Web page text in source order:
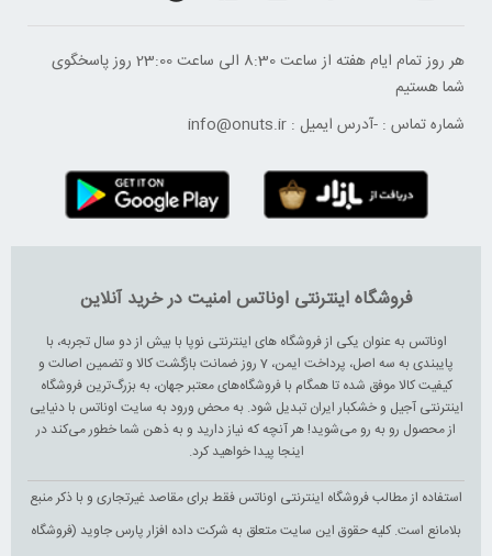
هر روز تمام ایام هفته از ساعت 8:30 الی ساعت 23:00 ‌روز پاسخگوی
شما هستیم
شماره تماس : -آدرس ایمیل : info@onuts.ir
فروشگاه اینترنتی اوناتس امنیت در خرید آنلاین
اوناتس به عنوان یکی از فروشگاه های اینترنتی نوپا با بیش از دو سال تجربه، با
پایبندی به سه اصل، پرداخت ایمن، 7 روز ضمانت بازگشت کالا و تضمین اصالت و
کیفیت کالا موفق شده تا همگام با فروشگاه‌های معتبر جهان، به بزرگ‌ترین فروشگاه
اینترنتی آجیل و خشکبار ایران تبدیل شود. به محض ورود به سایت اوناتس با دنیایی
از محصول رو به رو می‌شوید! هر آنچه که نیاز دارید و به ذهن شما خطور می‌کند در
اینجا پیدا خواهید کرد.
استفاده از مطالب فروشگاه اینترنتی اوناتس فقط برای مقاصد غیرتجاری و با ذکر منبع
بلامانع است. کلیه حقوق این سایت متعلق به شرکت داده افزار پارس جاوید (فروشگاه